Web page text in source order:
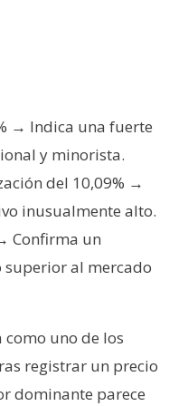
→ Indica una fuerte
y minorista.
del 10,09% →
inusualmente alto.
Confirma un
al mercado
como uno de los
registrar un precio
dominante parece